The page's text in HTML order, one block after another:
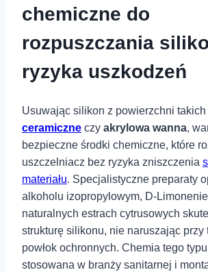
chemiczne‌ do
rozpuszczania
ryzyka uszkodzeń
Usuwając ​silikon z powierzchni takich
ceramiczne czy akrylowa wanna,
‍bezpieczne środki chemiczne, które
uszczelniacz bez ryzyka zniszczenia
materiału. Specjalistyczne preparaty
alkoholu‌ izopropylowym, D-
naturalnych estrach cytrusowych
strukturę silikonu, nie⁢ naruszając​ przy
powłok ​ochronnych. Chemia‍ tego
⁣stosowana w⁣ branży sanitarnej⁤ i